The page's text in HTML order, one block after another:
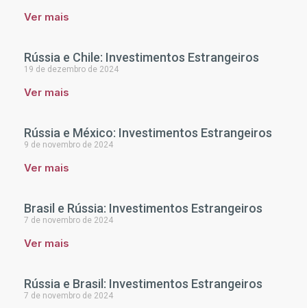
Ver mais
Rússia e Chile: Investimentos Estrangeiros
19 de dezembro de 2024
Ver mais
Rússia e México: Investimentos Estrangeiros
9 de novembro de 2024
Ver mais
Brasil e Rússia: Investimentos Estrangeiros
7 de novembro de 2024
Ver mais
Rússia e Brasil: Investimentos Estrangeiros
7 de novembro de 2024